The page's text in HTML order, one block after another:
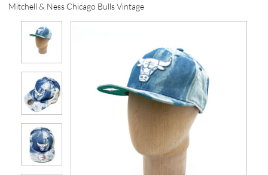
Mitchell & Ness Chicago Bulls Vintage